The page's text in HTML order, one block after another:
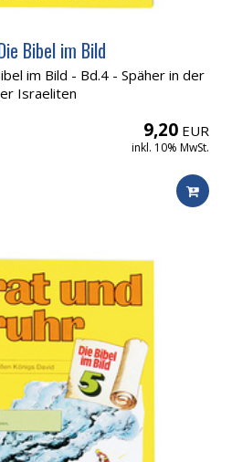
Bibel im Bild
im Bild - Bd.4 - Späher in der
Israeliten
9,20 EUR
inkl. 10% MwSt.